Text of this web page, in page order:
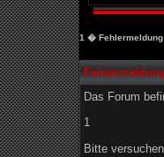
1 � Fehlermeldung
Das Forum
1
Bitte